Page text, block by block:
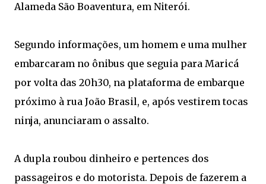
Alameda São Boaventura, em Niterói.
Segundo informações, um homem e uma mulher
embarcaram no ônibus que seguia para Maricá
por volta das 20h30, na plataforma de embarque
próximo à rua João Brasil, e, após vestirem tocas
ninja, anunciaram o assalto.
A dupla roubou dinheiro e pertences dos
passageiros e do motorista. Depois de fazerem a